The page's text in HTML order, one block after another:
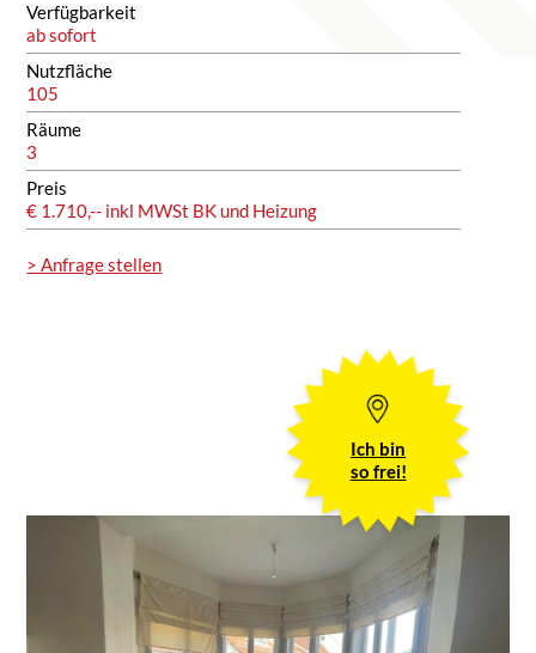
Verfügbarkeit
ab sofort
Nutzfläche
105
Räume
3
Preis
€ 1.710,-- inkl MWSt BK und Heizung
> Anfrage stellen
Ich bin
so frei!